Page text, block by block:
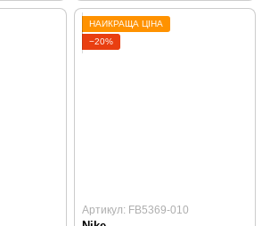
НАЙКРАЩА ЦІНА
−20%
Артикул: FB5369-010